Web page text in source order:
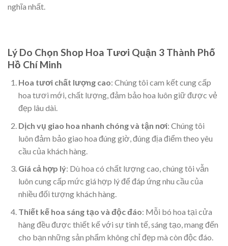
nghĩa nhất.
Lý Do Chọn Shop Hoa Tươi Quận 3 Thành Phố
Hồ Chí Minh
Hoa tươi chất lượng cao: Chúng tôi cam kết cung cấp
hoa tươi mới, chất lượng, đảm bảo hoa luôn giữ được vẻ
đẹp lâu dài.
Dịch vụ giao hoa nhanh chóng và tận nơi: Chúng tôi
luôn đảm bảo giao hoa đúng giờ, đúng địa điểm theo yêu
cầu của khách hàng.
Giá cả hợp lý: Dù hoa có chất lượng cao, chúng tôi vẫn
luôn cung cấp mức giá hợp lý để đáp ứng nhu cầu của
nhiều đối tượng khách hàng.
Thiết kế hoa sáng tạo và độc đáo: Mỗi bó hoa tại cửa
hàng đều được thiết kế với sự tinh tế, sáng tạo, mang đến
cho bạn những sản phẩm không chỉ đẹp mà còn độc đáo.